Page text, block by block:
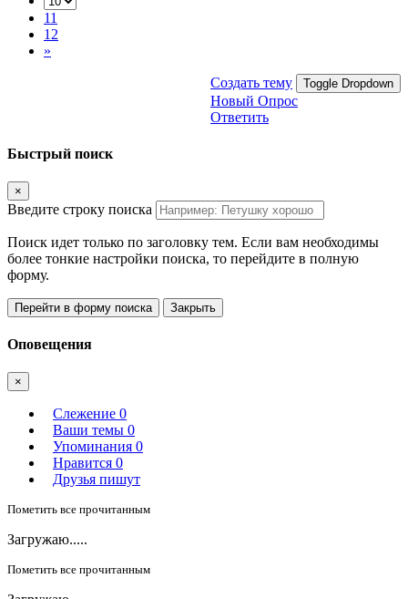
11
12
»
Создать тему Toggle Dropdown
Новый Опрос
Ответить
Быстрый поиск
×
Введите строку поиска
Поиск идет только по заголовку тем. Если вам необходимы
более тонкие настройки поиска, то перейдите в полную
форму.
Перейти в форму поиска Закрыть
Оповещения
×
Слежение 0
Ваши темы 0
Упоминания 0
Нравится 0
Друзья пишут
Пометить все прочитанным
Загружаю.....
Пометить все прочитанным